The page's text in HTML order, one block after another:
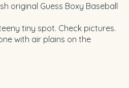
original Guess Boxy Baseball
tiny spot. Check pictures.
with air plains on the